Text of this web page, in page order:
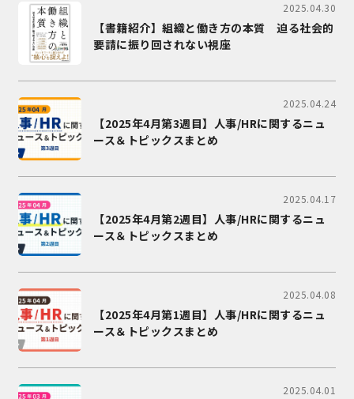
2025.04.30
【書籍紹介】組織と働き方の本質 迫る社会的
要請に振り回されない視座
2025.04.24
【2025年4月第3週目】人事/HRに関するニュ
ース＆トピックスまとめ
2025.04.17
【2025年4月第2週目】人事/HRに関するニュ
ース＆トピックスまとめ
2025.04.08
【2025年4月第1週目】人事/HRに関するニュ
ース＆トピックスまとめ
2025.04.01